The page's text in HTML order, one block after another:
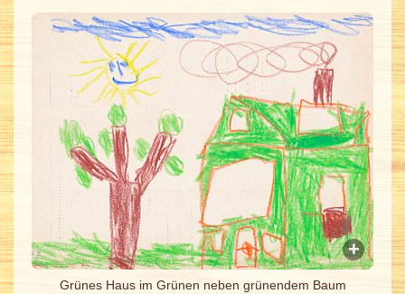
Grünes Haus im Grünen neben grünendem Baum